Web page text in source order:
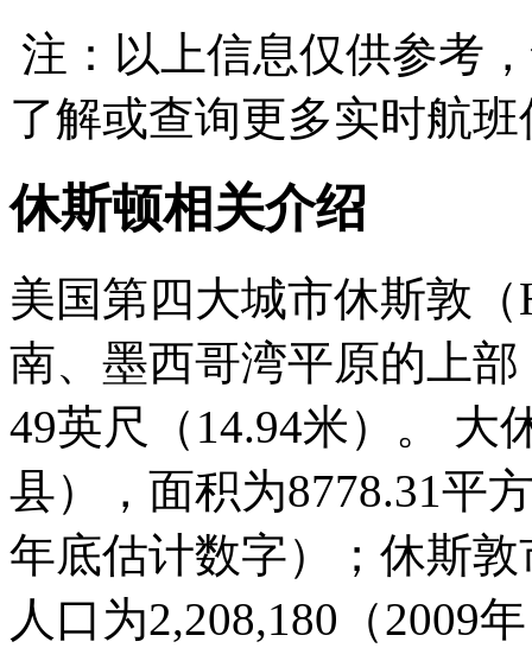
注：以上信息仅供参考
了解或查询更多实时航
休斯顿相关介绍
美国第四大城市休斯敦
南、墨西哥湾平原的上
49英尺（14.94米）。 大
县），面积为8778.31平
年底估计数字）；休斯
人口为2,208,180（2009